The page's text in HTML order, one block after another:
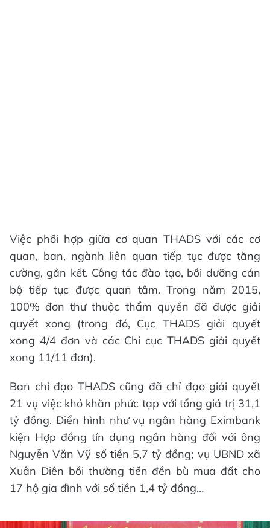
Việc phối hợp giữa cơ quan THADS với các cơ
quan, ban, ngành liên quan tiếp tục được tăng
cường, gắn kết. Công tác đào tạo, bồi dưỡng cán
bộ tiếp tục được quan tâm. Trong năm 2015,
100% đơn thư thuộc thẩm quyền đã được giải
quyết xong (trong đó, Cục THADS giải quyết
xong 4/4 đơn và các Chi cục THADS giải quyết
xong 11/11 đơn).
Ban chỉ đạo THADS cũng đã chỉ đạo giải quyết
21 vụ việc khó khăn phức tạp với tổng giá trị 31,1
tỷ đồng. Điển hình như vụ ngân hàng Eximbank
kiện Hợp đồng tín dụng ngân hàng đối với ông
Nguyễn Văn Vỹ số tiền 5,7 tỷ đồng; vụ UBND xã
Xuân Diên bồi thường tiền đền bù mua đất cho
17 hộ gia đình với số tiền 1,4 tỷ đồng…